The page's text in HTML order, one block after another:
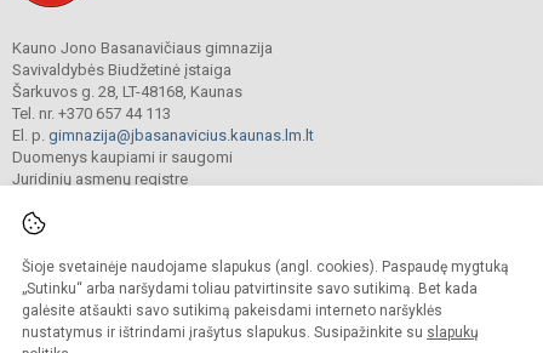
Šioje svetainėje naudojame slapukus (angl. cookies). Paspaudę mygtuką
„Sutinku“ arba naršydami toliau patvirtinsite savo sutikimą. Bet kada
galėsite atšaukti savo sutikimą pakeisdami interneto naršyklės
nustatymus ir ištrindami įrašytus slapukus. Susipažinkite su slapukų
Kauno Jono Basanavičiaus gimnazija
Savivaldybės Biudžetinė įstaiga
Šarkuvos g. 28, LT-48168, Kaunas
Tel. nr. +370 657 44 113
El. p. gimnazija@jbasanavicius.kaunas.lm.lt
Duomenys kaupiami ir saugomi
Juridinių asmenų registre
© 2018. Kauno Jono Basanavičiaus gimnazija. Visos teisės saugomos.
Kopijuoti turinį be raštiško gimnazijos sutikimo griežtai draudžiama.
Versija neįgaliesiems Slapukų valdymas